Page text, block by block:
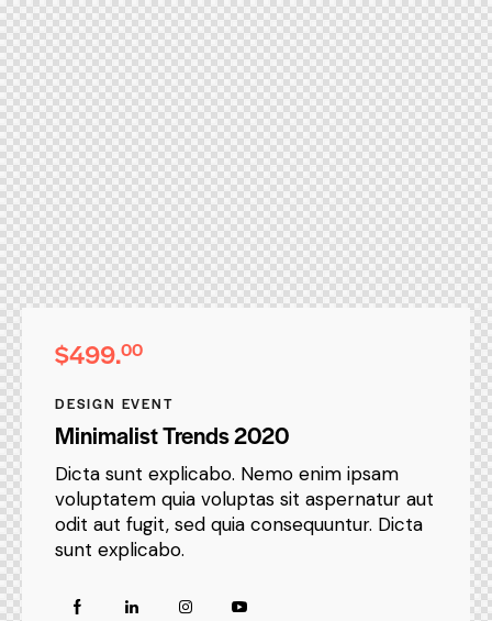
$499.00
DESIGN EVENT
Minimalist Trends 2020
Dicta sunt explicabo. Nemo enim ipsam
voluptatem quia voluptas sit aspernatur aut
odit aut fugit, sed quia consequuntur. Dicta
sunt explicabo.